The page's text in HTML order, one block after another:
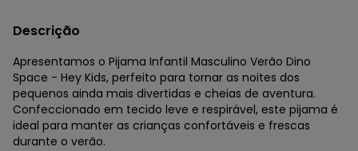
Descrição
Apresentamos o Pijama Infantil Masculino Verão Dino
Space - Hey Kids, perfeito para tornar as noites dos
pequenos ainda mais divertidas e cheias de aventura.
Confeccionado em tecido leve e respirável, este pijama é
ideal para manter as crianças confortáveis e frescas
durante o verão.